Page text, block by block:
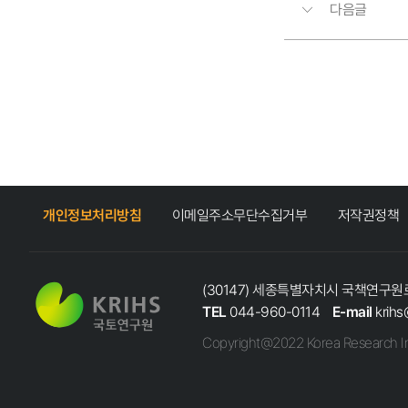
다음글
개인정보처리방침 이메일주소무단수집거부 저작권정책
(30147) 세종특별자치시 국책연구원
TEL 044-960-0114 E-mail
Copyright@2022 Korea Research